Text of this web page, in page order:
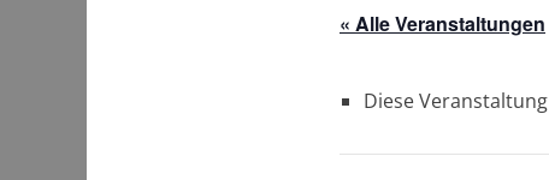
« Alle Veranstaltungen
Diese